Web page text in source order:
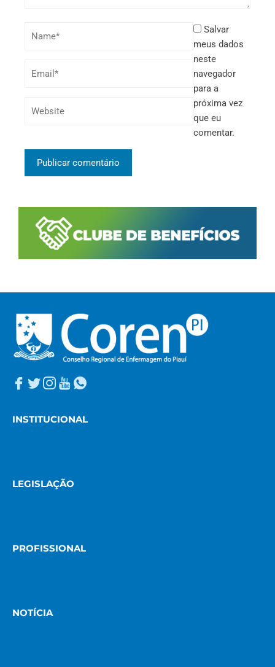
Salvar
meus dados
neste
navegador
para a
próxima vez
que eu
comentar.
INSTITUCIONAL
LEGISLAÇÃO
PROFISSIONAL
NOTÍCIA